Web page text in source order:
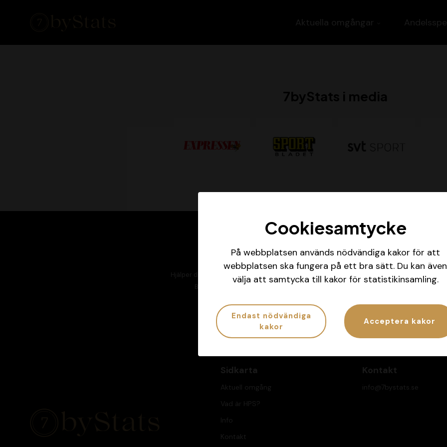
Aktuella omgångar
7byStats i media
Hjälper dig att hålla koll på ditt spelande
Besök
ATG.se/atgcheck
Har spelandet
eller
Sidkarta
Aktuell omgång
Vad är HPS?
Info
Kontakt
Kontakt
info@7bystats.se
Cookiesamtycke
På webbplatsen används nödvändiga kakor för att
webbplatsen ska fungera på ett bra sätt. Du kan även
välja att samtycka till kakor för statistikinsamling.
Endast nödvändiga
kakor
Acceptera kakor